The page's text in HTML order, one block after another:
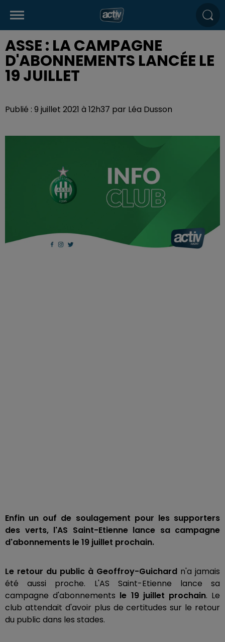
ASSE : LA CAMPAGNE
D'ABONNEMENTS LANCÉE LE
19 JUILLET
Publié : 9 juillet 2021 à 12h37 par Léa Dusson
Enfin un ouf de soulagement pour les supporters
des verts, l'AS Saint-Etienne lance sa campagne
d'abonnements le 19 juillet prochain.
Le retour du public à Geoffroy-Guichard n'a jamais
été aussi proche. L'AS Saint-Etienne lance sa
campagne d'abonnements le 19 juillet prochain. Le
club attendait d'avoir plus de certitudes sur le retour
du public dans les stades.